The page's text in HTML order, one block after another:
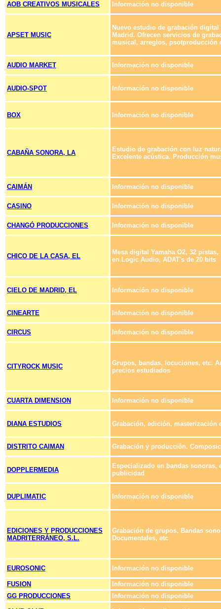
AOB CREATIVOS MUSICALES Información no disponible
APSET MUSIC
Nuevo estudio de grabación
Madrid. Ofrecen servicios de
musical, arreglos, psotproducción
AUDIO MARKET Información no disponible
AUDIO-SPOT Información no disponible
BOX Información no disponible
CABAÑA SONORA, LA
Estudio de grabación con luz
Excelente acústica. Producción
CAIMÁN Información no disponible
CASINO Información no disponible
CHANGÓ PRODUCCIONES Información no disponible
CHICO DE LA CASA, EL
Mesa digital Yamaha O2, 32
en Logic Audio, ADAT's de 20 bits
CIELO DE MADRID, EL Información no disponible
CINEARTE Información no disponible
CIRCUS Información no disponible
CITYROCK MUSIC
Grupos, bandas, locuciones, etc.
precios estudiados
CUARTA DIMENSION Información no disponible
DIANA ESTUDIOS Grabación, edición, masterización
DISTRITO CAIMAN Grabación y producción.
DOPPLERMEDIA
Especializado en bandas sonoras,
publicidad
DUPLIMATIC Información no disponible
EDICIONES Y PRODUCCIONES
MADRITERRÁNEO, S.L.
Grabación de grupos, Bandas
Documentales, etc
EUROSONIC Información no disponible
FUSION
Información no disponible
GG PRODUCCIONES
Información no disponible